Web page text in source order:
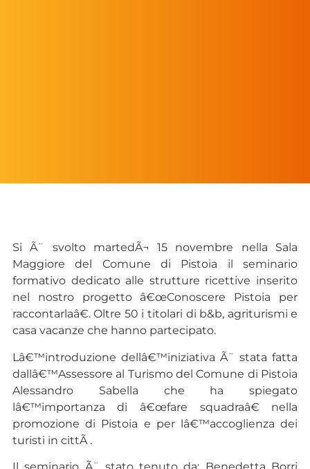
Si Ã¨ svolto martedÃ¬ 15 novembre nella Sala
Maggiore del Comune di Pistoia il seminario
formativo dedicato alle strutture ricettive inserito
nel nostro progetto â€œConoscere Pistoia per
raccontarlaâ€. Oltre 50 i titolari di b&b, agriturismi e
casa vacanze che hanno partecipato.
Lâ€™introduzione dellâ€™iniziativa Ã¨ stata fatta
dallâ€™Assessore al Turismo del Comune di Pistoia
Alessandro Sabella che ha spiegato
lâ€™importanza di â€œfare squadraâ€ nella
promozione di Pistoia e per lâ€™accoglienza dei
turisti in cittÃ .